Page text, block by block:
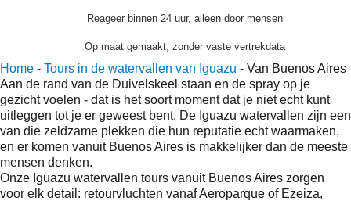
Reageer binnen 24 uur, alleen door mensen
Op maat gemaakt, zonder vaste vertrekdata
Home - Tours in de watervallen van Iguazu - Van Buenos Aires
Aan de rand van de Duivelskeel staan en de spray op je
gezicht voelen - dat is het soort moment dat je niet echt kunt
uitleggen tot je er geweest bent. De Iguazu watervallen zijn een
van die zeldzame plekken die hun reputatie echt waarmaken,
en er komen vanuit Buenos Aires is makkelijker dan de meeste
mensen denken.
Onze Iguazu watervallen tours vanuit Buenos Aires zorgen
voor elk detail: retourvluchten vanaf Aeroparque of Ezeiza,